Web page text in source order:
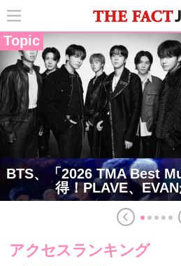
Topic
BTS、「2026 TMA Best
得！PLAVE、
アクセスランキング